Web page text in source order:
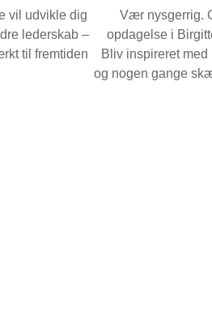
vil udvikle dig
lederskab –
til fremtiden
Vær nysgerrig.
opdagelse i
Bliv inspireret med
og nogen gange